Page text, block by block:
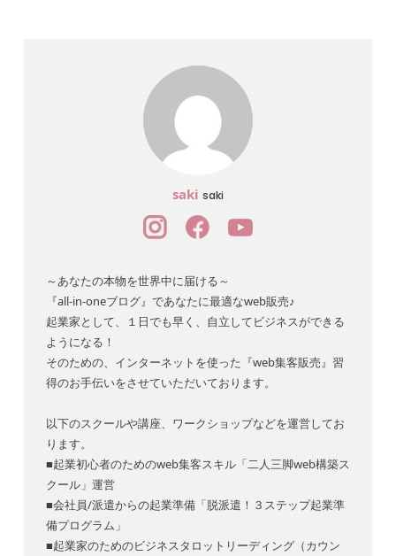
saki saki
～あなたの本物を世界中に届ける～
『all-in-oneブログ』であなたに最適なweb販売♪
起業家として、１日でも早く、自立してビジネスができる
ようになる！
そのための、インターネットを使った『web集客販売』習
得のお手伝いをさせていただいております。
以下のスクールや講座、ワークショップなどを運営してお
ります。
■起業初心者のためのweb集客スキル「二人三脚web構築ス
クール」運営
■会社員/派遣からの起業準備「脱派遣！３ステップ起業準
備プログラム」
■起業家のためのビジネスタロットリーディング（カウン